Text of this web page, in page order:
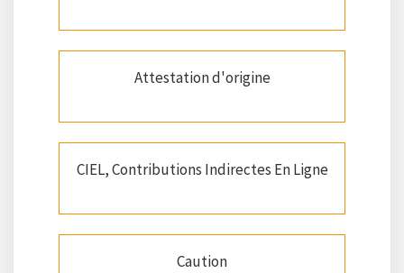
Attestation d'origine
CIEL, Contributions Indirectes En Ligne
Caution